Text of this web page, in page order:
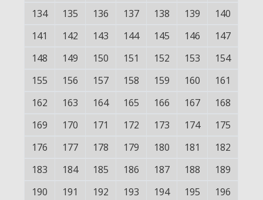
134
135 136 137 138 139
140
141
142 143 144 145 146
147
148
149 150 151 152 153
154
155
156 157 158 159 160
161
162
163 164 165 166 167
168
169
170 171 172 173 174
175
176
177 178 179 180 181
182
183
184 185 186 187 188
189
190
191 192 193 194 195
196